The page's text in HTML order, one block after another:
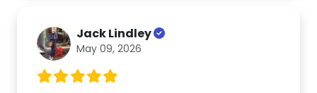
Jack Lindley
May 09, 2026